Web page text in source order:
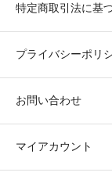
特定商取引法に基
プライバシーポリ
お問い合わせ
マイアカウント